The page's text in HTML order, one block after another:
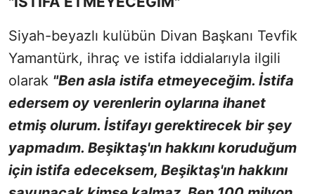
Siyah-beyazlı kulübün Divan Başkanı Tevfik
Yamantürk, ihraç ve istifa iddialarıyla ilgili
olarak "Ben asla istifa etmeyeceğim. İstifa
edersem oy verenlerin oylarına ihanet
etmiş olurum. İstifayı gerektirecek bir şey
yapmadım. Beşiktaş'ın hakkını koruduğum
için istifa edeceksem, Beşiktaş'ın hakkını